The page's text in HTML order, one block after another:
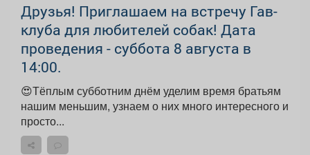
Друзья! Приглашаем на встречу Гав-
клуба для любителей собак! Дата
проведения - суббота 8 августа в
14:00.
😍Тёплым субботним днём уделим время братьям
нашим меньшим, узнаем о них много интересного и
просто...